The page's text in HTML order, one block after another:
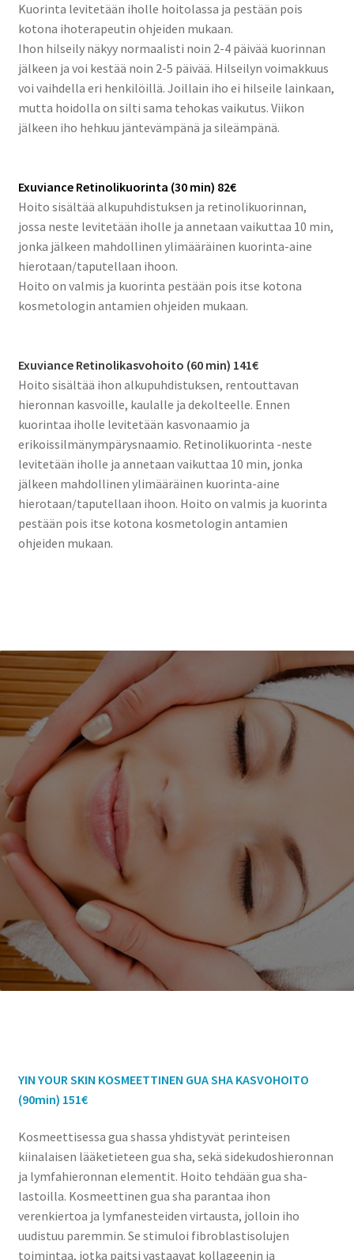
Kuorinta levitetään iholle hoitolassa ja pestään pois
kotona ihoterapeutin ohjeiden mukaan.
Ihon hilseily näkyy normaalisti noin 2-4 päivää kuorinnan
jälkeen ja voi kestää noin 2-5 päivää. Hilseilyn voimakkuus
voi vaihdella eri henkilöillä. Joillain iho ei hilseile lainkaan,
mutta hoidolla on silti sama tehokas vaikutus. Viikon
jälkeen iho hehkuu jäntevämpänä ja sileämpänä.
Exuviance Retinolikuorinta (30 min) 82€
Hoito sisältää alkupuhdistuksen ja retinolikuorinnan,
jossa neste levitetään iholle ja annetaan vaikuttaa 10 min,
jonka jälkeen mahdollinen ylimääräinen kuorinta-aine
hierotaan/taputellaan ihoon.
Hoito on valmis ja kuorinta pestään pois itse kotona
kosmetologin antamien ohjeiden mukaan.
Exuviance Retinolikasvohoito (60 min) 141€
Hoito sisältää ihon alkupuhdistuksen, rentouttavan
hieronnan kasvoille, kaulalle ja dekolteelle. Ennen
kuorintaa iholle levitetään kasvonaamio ja
erikoissilmänympärysnaamio. Retinolikuorinta -neste
levitetään iholle ja annetaan vaikuttaa 10 min, jonka
jälkeen mahdollinen ylimääräinen kuorinta-aine
hierotaan/taputellaan ihoon. Hoito on valmis ja kuorinta
pestään pois itse kotona kosmetologin antamien
ohjeiden mukaan.
YIN YOUR SKIN KOSMEETTINEN GUA SHA KASVOHOITO
(90min) 151€
Kosmeettisessa gua shassa yhdistyvät perinteisen
kiinalaisen lääketieteen gua sha, sekä sidekudoshieronnan
ja lymfahieronnan elementit. Hoito tehdään gua sha-
lastoilla. Kosmeettinen gua sha parantaa ihon
verenkiertoa ja lymfanesteiden virtausta, jolloin iho
uudistuu paremmin. Se stimuloi fibroblastisolujen
toimintaa, jotka paitsi vastaavat kollageenin ja